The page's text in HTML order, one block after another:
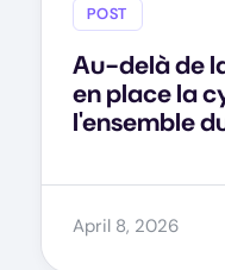
POST
Au-delà de
en place la
l'ensemble
April 8, 2026